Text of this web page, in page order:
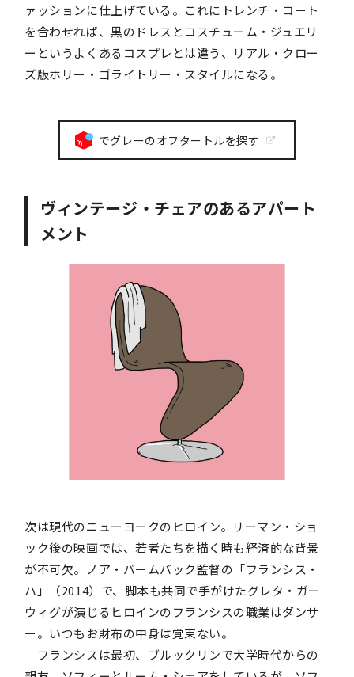
ァッションに仕上げている。これにトレンチ・コート
を合わせれば、黒のドレスとコスチューム・ジュエリ
ーというよくあるコスプレとは違う、リアル・クロー
ズ版ホリー・ゴライトリー・スタイルになる。
でグレーのオフタートルを探す
ヴィンテージ・チェアのあるアパート
メント
次は現代のニューヨークのヒロイン。リーマン・ショ
ック後の映画では、若者たちを描く時も経済的な背景
が不可欠。ノア・バームバック監督の「フランシス・
ハ」（2014）で、脚本も共同で手がけたグレタ・ガー
ウィグが演じるヒロインのフランシスの職業はダンサ
ー。いつもお財布の中身は覚束ない。
フランシスは最初、ブルックリンで大学時代からの